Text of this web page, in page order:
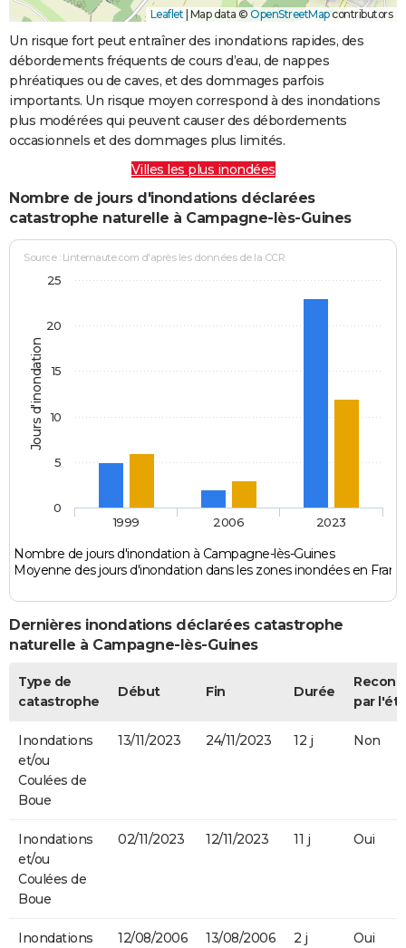
Leaflet | Map data © OpenStreetMapcontributors
Un risque fort peut entraîner des inondations rapides, des
débordements fréquents de cours d’eau, de nappes
phréatiques ou de caves, et des dommages parfois
importants. Un risque moyen correspond à des inondations
plus modérées qui peuvent causer des débordements
occasionnels et des dommages plus limités.
Villes les plus inondées
Nombre de jours d'inondations déclarées
catastrophe naturelle à Campagne-lès-Guines
Jours d'inondation
Source : Linternaute.com d'après les données de la CCR
Nombre de jours d'inondation à Campagne-lès-Guines
Moyenne des jours d'inondation dans les zones inondées en
1999 2006 2023
0
5
10
15
20
25
Dernières inondations déclarées catastrophe
naturelle à Campagne-lès-Guines
Type de
catastrophe
Début Fin Durée
par
Inondations
et/ou
Coulées de
Boue
13/11/2023 24/11/2023 12 j Non
Inondations
et/ou
Coulées de
Boue
02/11/2023 12/11/2023 11 j Oui
Inondations
12/08/2006 13/08/2006 2 j Oui